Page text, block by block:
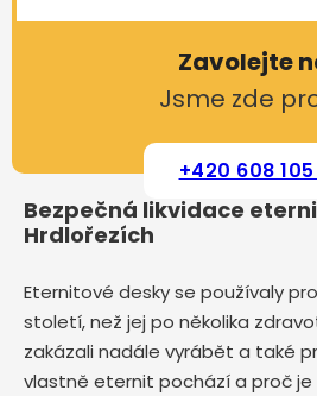
Zavolejte
Jsme zde
+420 608 105
Bezpečná likvidace
Hrdlořezích
Eternitové desky se používaly
století, než jej po několika
zakázali nadále vyrábět a také
vlastně eternit pochází a proč je